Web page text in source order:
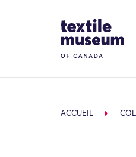
Site Logo
ACCUEIL